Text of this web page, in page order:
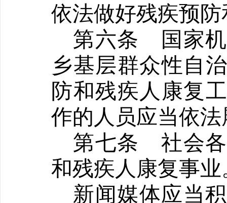
依法做好残疾预
第六条
国家
乡基层群众性自
防和残疾人康复
作的人员应当依
第七条社会
和残疾人康复事业
新闻媒体应当